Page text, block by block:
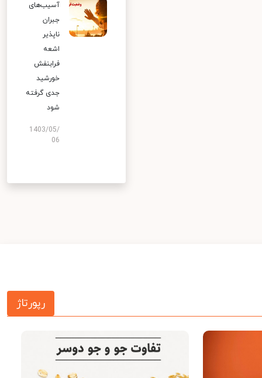
آسیب‌های
جبران
ناپذیر
اشعه
فرابنفش
خورشید
جدی گرفته
شود
1403/05/
06
رپورتاژ